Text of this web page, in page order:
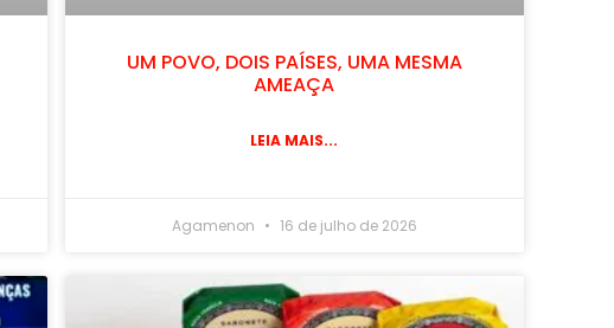
UM POVO, DOIS PAÍSES, UMA MESMA
AMEAÇA
LEIA MAIS...
Agamenon 16 de julho de 2026